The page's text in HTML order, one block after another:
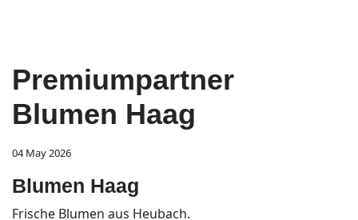
Premiumpartner
Blumen Haag
04 May 2026
Blumen Haag
Frische Blumen aus Heubach.